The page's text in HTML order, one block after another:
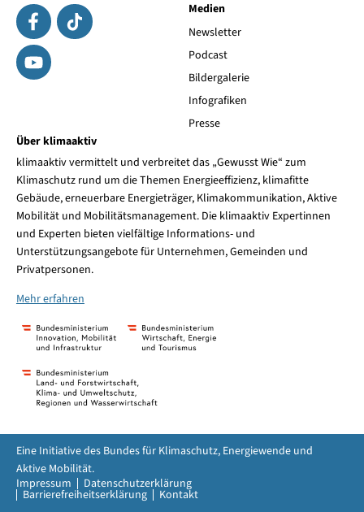
Medien
Newsletter
Podcast
Bildergalerie
Infografiken
Presse
Über klimaaktiv
klimaaktiv vermittelt und verbreitet das „Gewusst Wie“ zum
Klimaschutz rund um die Themen Energieeffizienz, klimafitte
Gebäude, erneuerbare Energieträger, Klimakommunikation, Aktive
Mobilität und Mobilitätsmanagement. Die klimaaktiv Expertinnen
und Experten bieten vielfältige Informations- und
Unterstützungsangebote für Unternehmen, Gemeinden und
Privatpersonen.
Mehr erfahren
Impressum Datenschutzerklärung
Barrierefreiheitserklärung Kontakt
Eine Initiative des Bundes für Klimaschutz, Energiewende und
Aktive Mobilität.